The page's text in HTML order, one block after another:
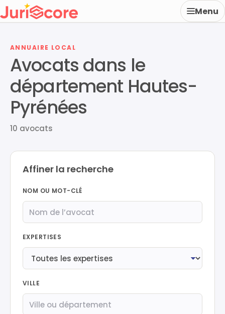
Menu
ANNUAIRE LOCAL
Avocats dans le
département Hautes-
Pyrénées
10 avocats
Affiner la recherche
NOM OU MOT-CLÉ
EXPERTISES
VILLE